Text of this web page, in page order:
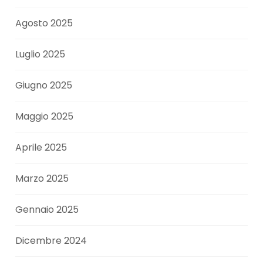
Agosto 2025
Luglio 2025
Giugno 2025
Maggio 2025
Aprile 2025
Marzo 2025
Gennaio 2025
Dicembre 2024